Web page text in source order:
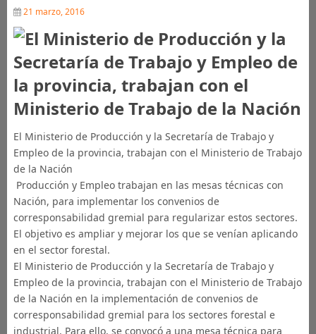
21 marzo, 2016
El Ministerio de Producción y la Secretaría de Trabajo y
Empleo de la provincia, trabajan con el Ministerio de Trabajo
de la Nación
Producción y Empleo trabajan en las mesas técnicas con
Nación, para implementar los convenios de
corresponsabilidad gremial para regularizar estos sectores.
El objetivo es ampliar y mejorar los que se venían aplicando
en el sector forestal.
El Ministerio de Producción y la Secretaría de Trabajo y
Empleo de la provincia, trabajan con el Ministerio de Trabajo
de la Nación en la implementación de convenios de
corresponsabilidad gremial para los sectores forestal e
industrial. Para ello, se convocó a una mesa técnica para